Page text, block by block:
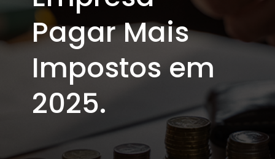
Pagar Mais
Impostos em
2025.